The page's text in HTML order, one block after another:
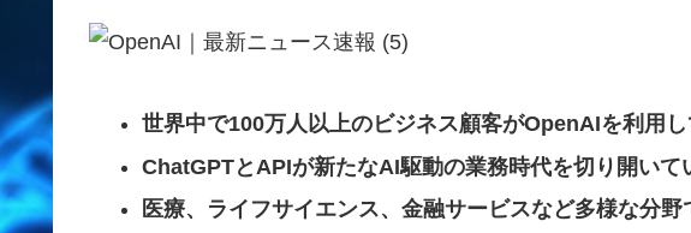
世界中で100万人以上のビジネス顧客がOpenAIを利用し
ChatGPTとAPIが新たなAI駆動の業務時代を切り開いて
医療、ライフサイエンス、金融サービスなど多様な分野